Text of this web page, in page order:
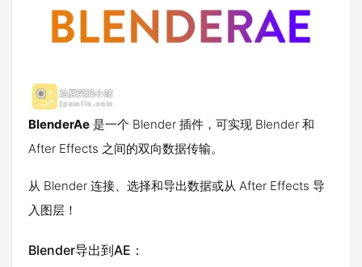
BlenderAe 是一个 Blender 插件，可实现 Blender 和
After Effects 之间的双向数据传输。
从 Blender 连接、选择和导出数据或从 After Effects 导
入图层！
Blender导出到AE：